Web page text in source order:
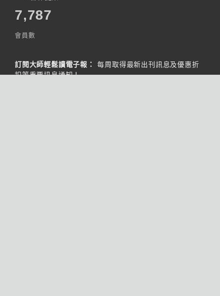
7,787
會員數
訂閱大師輕鬆讀電子報：
每周取得最新出刊訊息及優惠折
扣等重要訊息通知！